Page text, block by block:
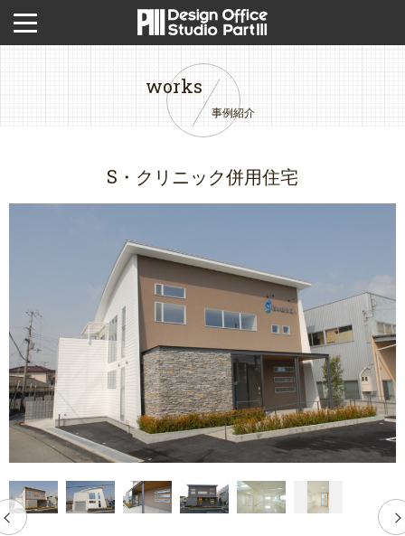
事例紹介
works
S・クリニック併用住宅